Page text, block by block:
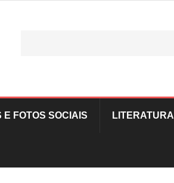
E FOTOS SOCIAIS LITERATURA